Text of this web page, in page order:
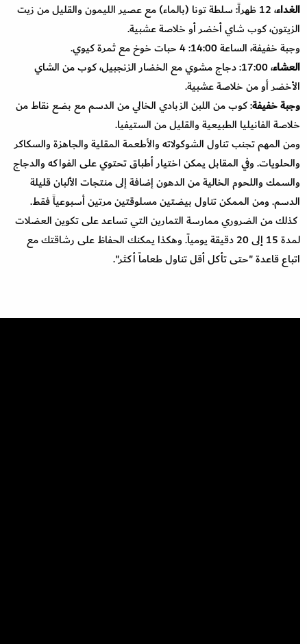
الغداء
، 12 ظهراً: سلطة تونا (بالماء) مع عصير الليمون والقليل من زيت
الزيتون، كوب شاي أخضر أو خلاصة عشبية.
وجبة خفيفة، الساعة 14:00: 4 حبات خوخ مع ثمرة كيوي.
العشاء
، 17:00: دجاج مشوي مع الخضار الزنجبيل، كوب من الشاي
الأخضر أو من خلاصة عشبية.
وجبة خفيفة: كوب من اللبن الزبادي الخالي من الدسم مع بضع نقاط من
خلاصة الفانيليا الطبيعية والقليل من الستيفيا.
ومن المهم تجنب تناول الشوكولاته والأطعمة المقلية والجاهزة والسكاكر
والحلويات. وفي المقابل يمكن اختيار أطباق تحتوي على الفواكه والدجاج
والسمك واللحوم الخالية من الدهون إضافة إلى منتجات الألبان قليلة
الدسم. ومن الممكن تناول بيضتين مسلوقتين مرتين أسبوعياً فقط.
كذلك من الضروري ممارسة التمارين التي تساعد على تكوين العضلات
لمدة 15 إلى 20 دقيقة يومياً. وهكذا يمكنك الحفاظ على رشاقتك مع
اتباع قاعدة "حتى تأكل أقل تناول طعاماً أكثر".